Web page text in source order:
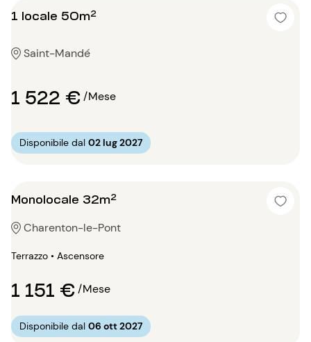
1 locale 50m²
Saint-Mandé
1 522 €/Mese
Disponibile dal 02 lug 2027
Monolocale 32m²
Charenton-le-Pont
Terrazzo • Ascensore
1 151 €/Mese
Disponibile dal 06 ott 2027